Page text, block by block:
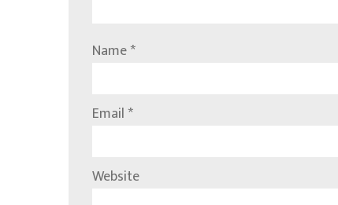
Name*
Email*
Website